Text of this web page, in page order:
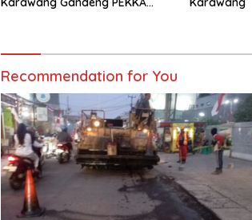
Recommendation for You